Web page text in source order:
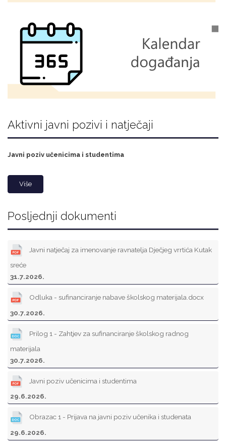
Aktivni javni pozivi i natječaji
Javni poziv učenicima i studentima
Više
Posljednji dokumenti
Javni natječaj za imenovanje ravnatelja Dječjeg vrrtića Kutak
sreće
31.7.2026.
Odluka - sufinanciranje nabave školskog materijala.docx
30.7.2026.
Prilog 1 - Zahtjev za sufinanciranje školskog radnog
materijala
30.7.2026.
Javni poziv učenicima i studentima
29.6.2026.
Obrazac 1 - Prijava na javni poziv učenika i studenata
29.6.2026.